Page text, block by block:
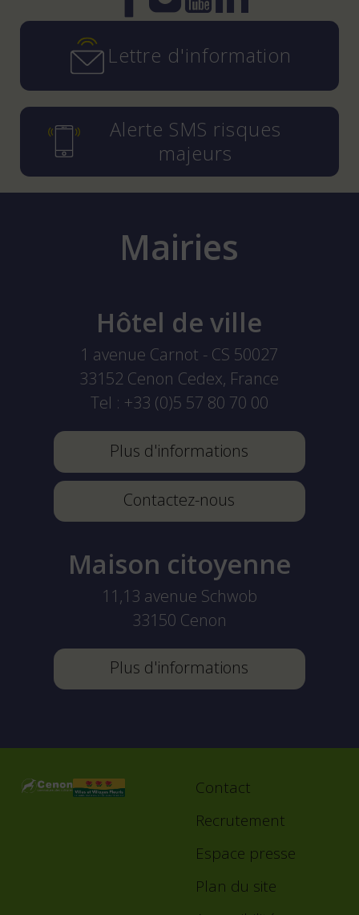
Instagram
YouTube
LinkedIn
Lettre d'information
Alerte SMS risques
majeurs
Mairies
Hôtel de ville
1 avenue Carnot - CS 50027
33152 Cenon Cedex, France
Tel : +33 (0)5 57 80 70 00
Plus d'informations
Contactez-nous
Maison citoyenne
11,13 avenue Schwob
33150 Cenon
Plus d'informations
Footer
Contact
Recrutement
Espace presse
Plan du site